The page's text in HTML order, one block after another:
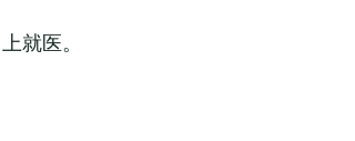
就医。